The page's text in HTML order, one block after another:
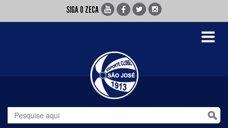
SIGA O ZECA
Toggle